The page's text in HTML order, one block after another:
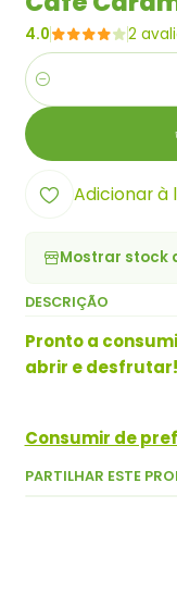
4.0 2
Quantidade
Adicionar à
Mostrar stock
DESCRIÇÃO
Pronto a
abrir e desfrutar!
Consumir de
PARTILHAR ESTE